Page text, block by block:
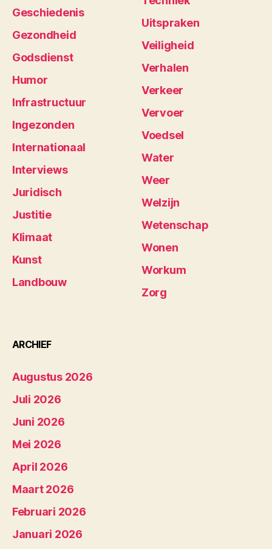
Geschiedenis
Gezondheid
Godsdienst
Humor
Infrastructuur
Ingezonden
Internationaal
Interviews
Juridisch
Justitie
Klimaat
Kunst
Landbouw
Uitspraken
Veiligheid
Verhalen
Verkeer
Vervoer
Voedsel
Water
Weer
Welzijn
Wetenschap
Wonen
Workum
Zorg
ARCHIEF
Augustus 2026
Juli 2026
Juni 2026
Mei 2026
April 2026
Maart 2026
Februari 2026
Januari 2026